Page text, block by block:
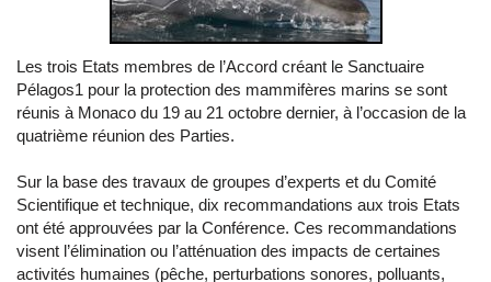
Les trois Etats membres de l’Accord créant le Sanctuaire
Pélagos1 pour la protection des mammifères marins se sont
réunis à Monaco du 19 au 21 octobre dernier, à l’occasion de la
quatrième réunion des Parties.
Sur la base des travaux de groupes d’experts et du Comité
Scientifique et technique, dix recommandations aux trois Etats
ont été approuvées par la Conférence. Ces recommandations
visent l’élimination ou l’atténuation des impacts de certaines
activités humaines (pêche, perturbations sonores, polluants,